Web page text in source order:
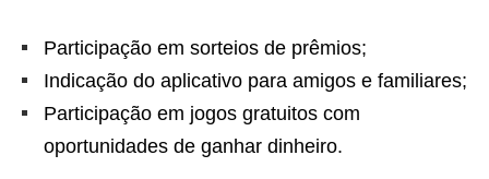
Participação em sorteios de prêmios;
Indicação do aplicativo para amigos e familiares;
Participação em jogos gratuitos com
oportunidades de ganhar dinheiro.